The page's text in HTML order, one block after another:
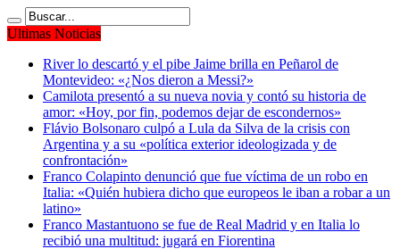
Ultimas Noticias
River lo descartó y el pibe Jaime brilla en Peñarol de
Montevideo: «¿Nos dieron a Messi?»
Camilota presentó a su nueva novia y contó su historia de
amor: «Hoy, por fin, podemos dejar de escondernos»
Flávio Bolsonaro culpó a Lula da Silva de la crisis con
Argentina y a su «política exterior ideologizada y de
confrontación»
Franco Colapinto denunció que fue víctima de un robo en
Italia: «Quién hubiera dicho que europeos le iban a robar a un
latino»
Franco Mastantuono se fue de Real Madrid y en Italia lo
recibió una multitud: jugará en Fiorentina